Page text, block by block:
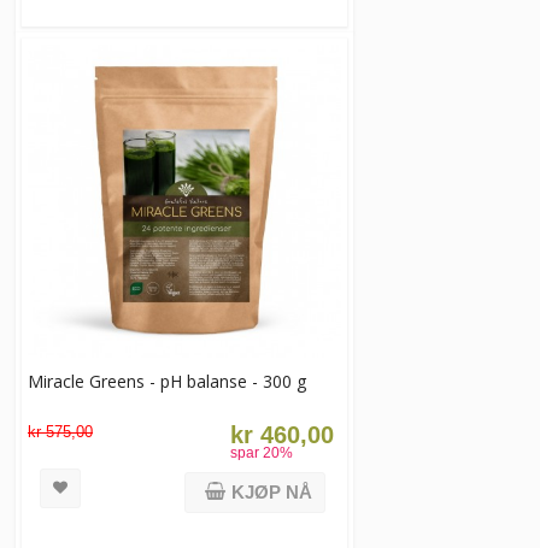
Miracle Greens - pH balanse - 300 g
kr 575,00 kr 460,00
spar 20%
KJØP NÅ